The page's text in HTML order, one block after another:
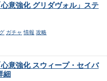
意強化 グリダヴォル」ステ
ガチャ 情報 攻略
意強化 スウィープ・セイバ
細